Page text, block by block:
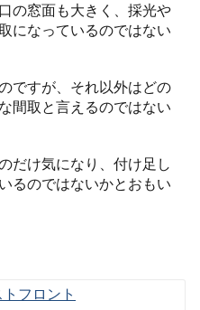
の窓面も大きく、採光や
になっているのではない
ですが、それ以外はどの
間取と言えるのではない
だけ気になり、付け足し
るのではないかとおもい